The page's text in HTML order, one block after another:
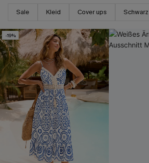
Sale Kleid Cover ups Schwarz
-19%